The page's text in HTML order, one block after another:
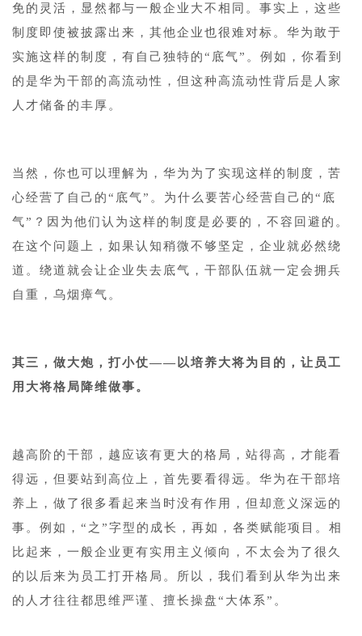
免的灵活，显然都与一般企业大不相同。事实上，这些
制度即使被披露出来，其他企业也很难对标。华为敢于
实施这样的制度，有自己独特的“底气”。例如，你看到
的是华为干部的高流动性，但这种高流动性背后是人家
人才储备的丰厚。
当然，你也可以理解为，华为为了实现这样的制度，苦
心经营了自己的“底气”。为什么要苦心经营自己的“底
气”？因为他们认为这样的制度是必要的，不容回避的。
在这个问题上，如果认知稍微不够坚定，企业就必然绕
道。绕道就会让企业失去底气，干部队伍就一定会拥兵
自重，乌烟瘴气。
其三，做大炮，打小仗——以培养大将为目的，让员工
用大将格局降维做事。
越高阶的干部，越应该有更大的格局，站得高，才能看
得远，但要站到高位上，首先要看得远。华为在干部培
养上，做了很多看起来当时没有作用，但却意义深远的
事。例如，“之”字型的成长，再如，各类赋能项目。相
比起来，一般企业更有实用主义倾向，不太会为了很久
的以后来为员工打开格局。所以，我们看到从华为出来
的人才往往都思维严谨、擅长操盘“大体系”。